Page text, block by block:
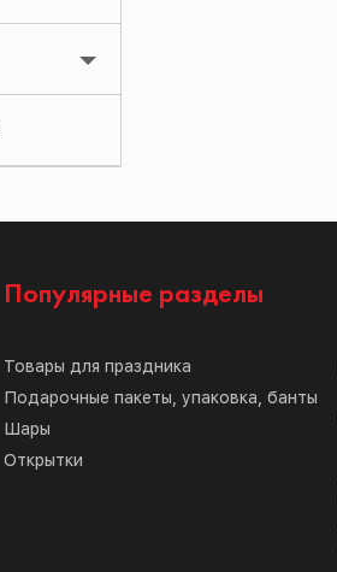
Популярные разделы
Товары для праздника
Подарочные пакеты, упаковка, банты
Шары
Открытки